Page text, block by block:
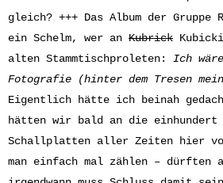
gleich? +++ Das Album der Gruppe
ein Schelm, wer an Kubrick
alten Stammtischproleten: Ich
Fotografie (hinter dem Tresen
Eigentlich hätte ich beinah
hätten wir bald an die einhundert
Schallplatten aller Zeiten hier
man einfach mal zählen – dürften